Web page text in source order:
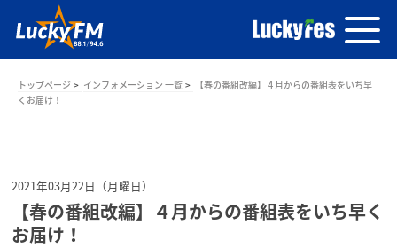
トップページ インフォメーション 一覧
【春の番組改編】４月からの番組表をいち早
くお届け！
2021年03月22日（月曜日）
【春の番組改編】４月からの番組表をいち早く
お届け！